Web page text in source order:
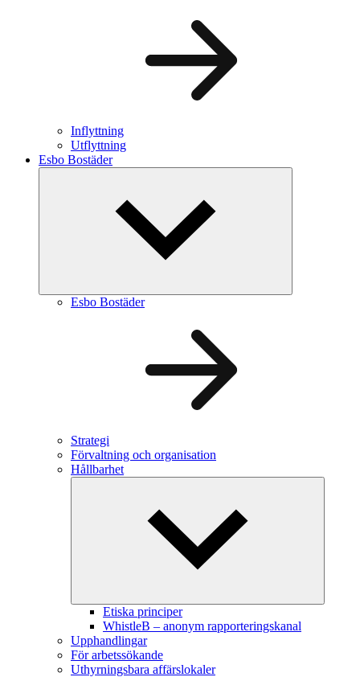
Inflyttning
Utflyttning
Esbo Bostäder
Esbo Bostäder
Strategi
Förvaltning och organisation
Hållbarhet
Etiska principer
WhistleB – anonym rapporteringskanal
Upphandlingar
För arbetssökande
Uthyrningsbara affärslokaler